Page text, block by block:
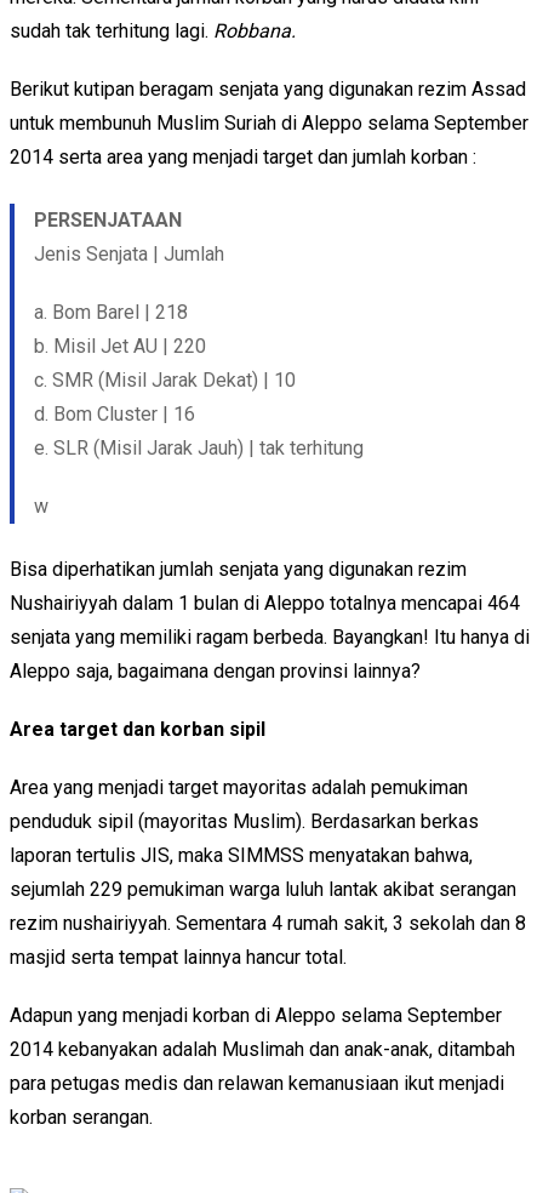
sudah tak terhitung lagi. Robbana.
Berikut kutipan beragam senjata yang digunakan rezim Assad
untuk membunuh Muslim Suriah di Aleppo selama September
2014 serta area yang menjadi target dan jumlah korban :
PERSENJATAAN
Jenis Senjata | Jumlah
a. Bom Barel | 218
b. Misil Jet AU | 220
c. SMR (Misil Jarak Dekat) | 10
d. Bom Cluster | 16
e. SLR (Misil Jarak Jauh) | tak terhitung
w
Bisa diperhatikan jumlah senjata yang digunakan rezim
Nushairiyyah dalam 1 bulan di Aleppo totalnya mencapai 464
senjata yang memiliki ragam berbeda. Bayangkan! Itu hanya di
Aleppo saja, bagaimana dengan provinsi lainnya?
Area target dan korban sipil
Area yang menjadi target mayoritas adalah pemukiman
penduduk sipil (mayoritas Muslim). Berdasarkan berkas
laporan tertulis JIS, maka SIMMSS menyatakan bahwa,
sejumlah 229 pemukiman warga luluh lantak akibat serangan
rezim nushairiyyah. Sementara 4 rumah sakit, 3 sekolah dan 8
masjid serta tempat lainnya hancur total.
Adapun yang menjadi korban di Aleppo selama September
2014 kebanyakan adalah Muslimah dan anak-anak, ditambah
para petugas medis dan relawan kemanusiaan ikut menjadi
korban serangan.